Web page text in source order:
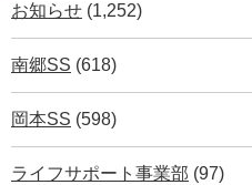
お知らせ (1,252)
南郷SS (618)
岡本SS (598)
ライフサポート事業部 (97)